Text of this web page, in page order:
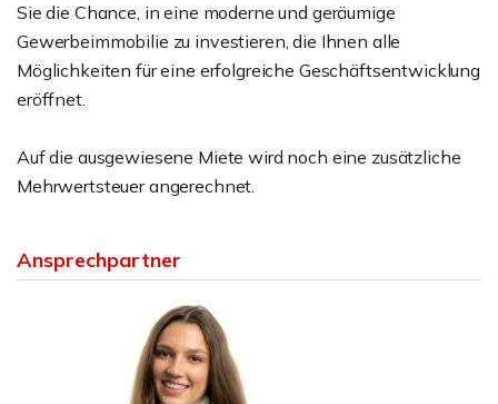
Sie die Chance, in eine moderne und geräumige
Gewerbeimmobilie zu investieren, die Ihnen alle
Möglichkeiten für eine erfolgreiche Geschäftsentwicklung
eröffnet.
Auf die ausgewiesene Miete wird noch eine zusätzliche
Mehrwertsteuer angerechnet.
Ansprechpartner